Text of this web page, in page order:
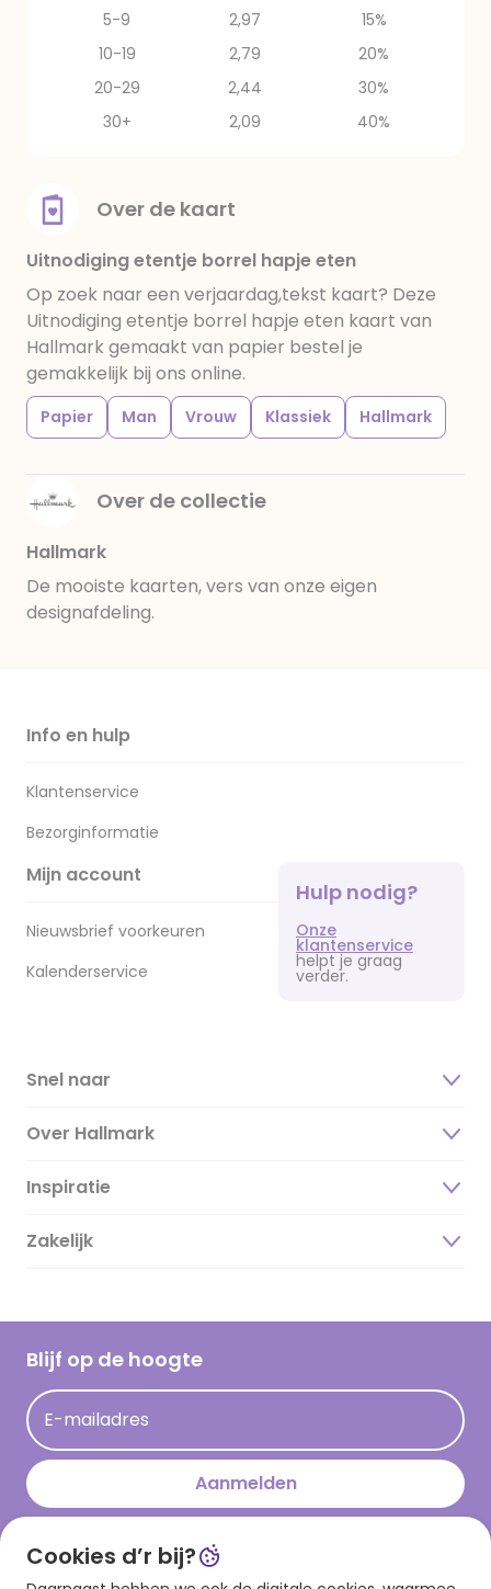
5-9
2,97
15%
10-19
2,79
20%
20-29
2,44
30%
30+
2,09 40%
Over de kaart
Uitnodiging etentje borrel hapje eten
Op zoek naar een verjaardag,tekst kaart? Deze
Uitnodiging etentje borrel hapje eten kaart van
Hallmark gemaakt van papier bestel je
gemakkelijk bij ons online.
Papier Man Vrouw Klassiek Hallmark
Over de collectie
Hallmark
De mooiste kaarten, vers van onze eigen
designafdeling.
Info en hulp
Klantenservice
Bezorginformatie
Mijn account
Nieuwsbrief voorkeuren
Kalenderservice
Hulp nodig?
Onze
klantenservice
helpt je graag
verder.
Snel naar
Over Hallmark
Over ons
Duurzaamheid
Hallmark Kaartclub
Acties
Persberichten
Inspiratie
Magazine
Cadeau inspiratie
Op kamp gedichten en versjes
Leuke en grappige op kamp teksten
kamppost inspiratie
Zakelijk
Blijf op de hoogte
E-mailadres
Aanmelden
Download onze app
Cookies d’r bij?